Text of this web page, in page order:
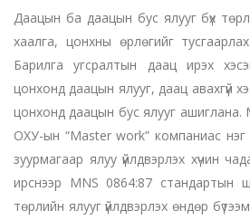
Даацын ба даацын бус ялууг бүх
хаалга, цонхны өрлөгийг
Барилга угсралтын даац ирэх
цонхонд даацын ялууг, даац авахгүй
цонхонд даацын бус ялууг ашиглана.
ОХУ-ын “Мaster work” компаниас
зуурмагаар ялуу үйлдвэрлэх хүчин
ирснээр MNS 0864:87 стандартын
төрлийн ялууг үйлдвэрлэх өндөр